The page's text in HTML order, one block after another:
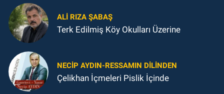
ALI RIZA ŞABAŞ
Terk Edilmiş Köy Okulları Üzerine
NECIP AYDIN-RESSAMIN DILINDEN
Çelikhan İçmeleri Pislik İçinde